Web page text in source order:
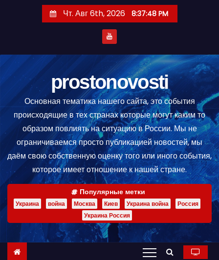
е
р
ж
м
Чт. Авг 6th, 2026 8:37:48 PM
prostonovosti
Основная тематика нашего сайта, это события
происходящие в тех странах которые могут каким то
образом повлиять на ситуацию в России. Мы не
ограничиваемся просто публикацией новостей, мы
даём свою собственную оценку того или иного события,
которое имеет отношение к нашей стране.
Популярные метки
Украина война Москва Киев Украина война
Россия
Украина Россия